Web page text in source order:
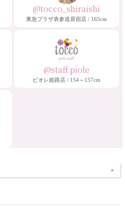
@tocco_shiraishi
東急プラザ表参道原宿店 / 165cm
@staff.piole
ピオレ姫路店 / 154～157cm